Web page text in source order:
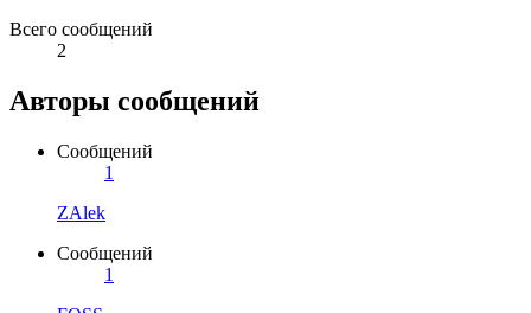
Всего сообщений
2
Авторы сообщений
Сообщений
1
ZAlek
Сообщений
1